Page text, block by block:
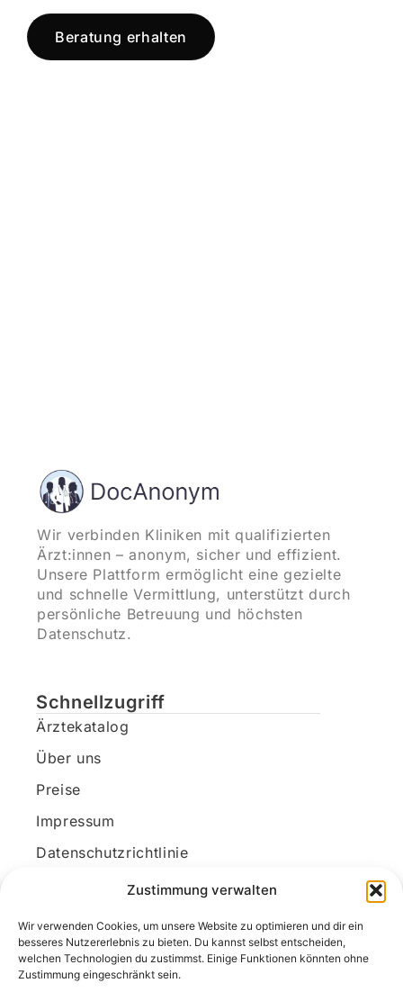
Zustimmung verwalten
Wir verwenden Cookies, um unsere Website zu optimieren und dir ein
besseres Nutzererlebnis zu bieten. Du kannst selbst entscheiden,
welchen Technologien du zustimmst. Einige Funktionen könnten ohne
Zustimmung eingeschränkt sein.
Beratung erhalten
Wir verbinden Kliniken mit qualifizierten
Ärzt:innen – anonym, sicher und effizient.
Unsere Plattform ermöglicht eine gezielte
und schnelle Vermittlung, unterstützt durch
persönliche Betreuung und höchsten
Datenschutz.
Schnellzugriff
Ärztekatalog
Über uns
Preise
Impressum
Datenschutzrichtlinie
Kundenkonto
Unsere Kontaktdaten
E-Mail: kontakt@docanonym.com